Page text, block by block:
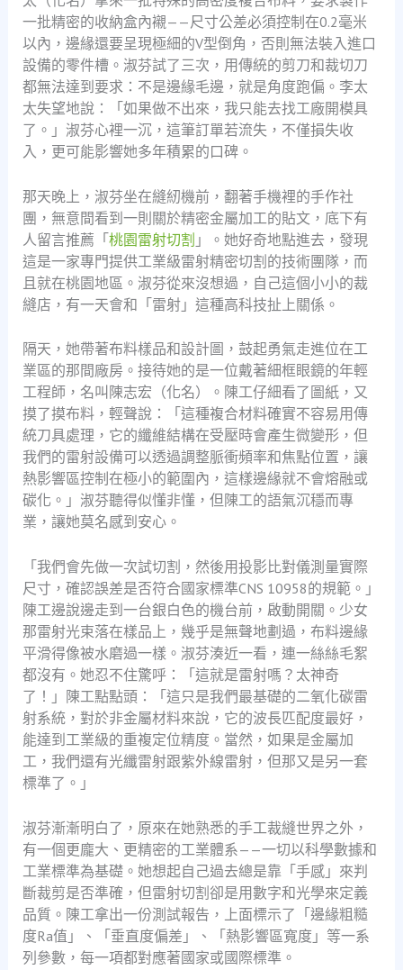
一批精密的收納盒內襯——尺寸公差必須控制在0.2毫米
以內，邊緣還要呈現極細的V型倒角，否則無法裝入進口
設備的零件槽。淑芬試了三次，用傳統的剪刀和裁切刀
都無法達到要求：不是邊緣毛邊，就是角度跑偏。李太
太失望地說：「如果做不出來，我只能去找工廠開模具
了。」淑芬心裡一沉，這筆訂單若流失，不僅損失收
入，更可能影響她多年積累的口碑。
那天晚上，淑芬坐在縫紉機前，翻著手機裡的手作社
團，無意間看到一則關於精密金屬加工的貼文，底下有
人留言推薦「桃園雷射切割 」。她好奇地點進去，發現
這是一家專門提供工業級雷射精密切割的技術團隊，而
且就在桃園地區。淑芬從來沒想過，自己這個小小的裁
縫店，有一天會和「雷射」這種高科技扯上關係。
隔天，她帶著布料樣品和設計圖，鼓起勇氣走進位在工
業區的那間廠房。接待她的是一位戴著細框眼鏡的年輕
工程師，名叫陳志宏（化名）。陳工仔細看了圖紙，又
摸了摸布料，輕聲說：「這種複合材料確實不容易用傳
統刀具處理，它的纖維結構在受壓時會產生微變形，但
我們的雷射設備可以透過調整脈衝頻率和焦點位置，讓
熱影響區控制在極小的範圍內，這樣邊緣就不會熔融或
碳化。」淑芬聽得似懂非懂，但陳工的語氣沉穩而專
業，讓她莫名感到安心。
「我們會先做一次試切割，然後用投影比對儀測量實際
尺寸，確認誤差是否符合國家標準CNS 10958的規範。」
陳工邊說邊走到一台銀白色的機台前，啟動開關。少女
那雷射光束落在樣品上，幾乎是無聲地劃過，布料邊緣
平滑得像被水磨過一樣。淑芬湊近一看，連一絲絲毛絮
都沒有。她忍不住驚呼：「這就是雷射嗎？太神奇
了！」陳工點點頭：「這只是我們最基礎的二氧化碳雷
射系統，對於非金屬材料來說，它的波長匹配度最好，
能達到工業級的重複定位精度。當然，如果是金屬加
工，我們還有光纖雷射跟紫外線雷射，但那又是另一套
標準了。」
淑芬漸漸明白了，原來在她熟悉的手工裁縫世界之外，
有一個更龐大、更精密的工業體系——一切以科學數據和
工業標準為基礎。她想起自己過去總是靠「手感」來判
斷裁剪是否準確，但雷射切割卻是用數字和光學來定義
品質。陳工拿出一份測試報告，上面標示了「邊緣粗糙
度Ra值」、「垂直度偏差」、「熱影響區寬度」等一系
列參數，每一項都對應著國家或國際標準。